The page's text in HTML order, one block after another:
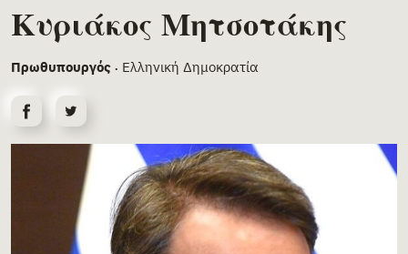
Main Page Content
Κυριάκος Μητσοτάκης
Πρωθυπουργός • Ελληνική Δημοκρατία